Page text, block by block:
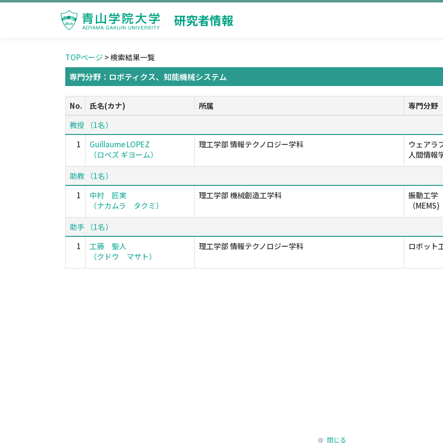
研究者情報
TOPページ > 検索結果一覧
専門分野：ロボティクス、知能機械システム
No. 氏名(カナ) 所属
専門分野
教授 （1名）
1
Guillaume LOPEZ
（ロペズ ギヨーム）
理工学部 情報テクノロジー学科
ウェアラ
人間情報
助教 （1名）
1
中村 匠実
（ナカムラ タクミ）
理工学部 機械創造工学科
振動工学
（MEMS)
助手 （1名）
1
工藤 聖人
（クドウ マサト）
理工学部 情報テクノロジー学科 ロボット
閉じる